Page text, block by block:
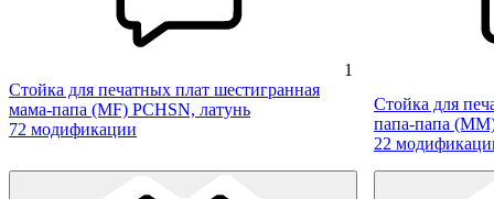
1
Стойка для печатных плат шестигранная
мама-папа (MF) PCHSN, латунь
72 модификации
Стойка для
папа-папа
22